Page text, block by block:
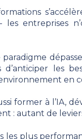
entreprises
paradigme
d’anticiper les
en
former à
: autant de
les plus